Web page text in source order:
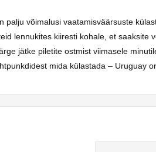
võimalusi vaatamisväärsuste
lennukites kiiresti kohale, et saaksite
jätke piletite ostmist viimasele
mida külastada – Uruguay